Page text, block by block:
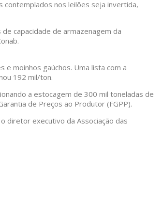
nos leilões seja invertida,
capacidade de armazenagem da
moinhos gaúchos. Uma lista com a
192 mil/ton.
a estocagem de 300 mil toneladas de
de Preços ao Produtor (FGPP).
diretor executivo da Associação das